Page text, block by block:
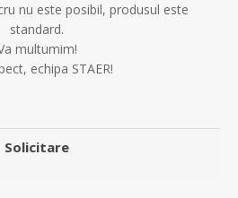
nu este posibil, produsul este
standard.
multumim!
echipa STAER!
Solicitare